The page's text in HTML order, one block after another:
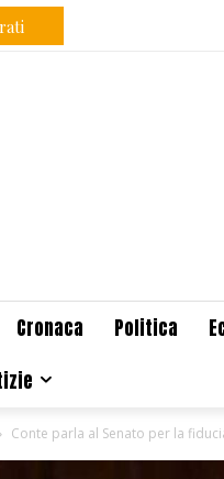
Cronaca Politica
Conte parla al Senato per la